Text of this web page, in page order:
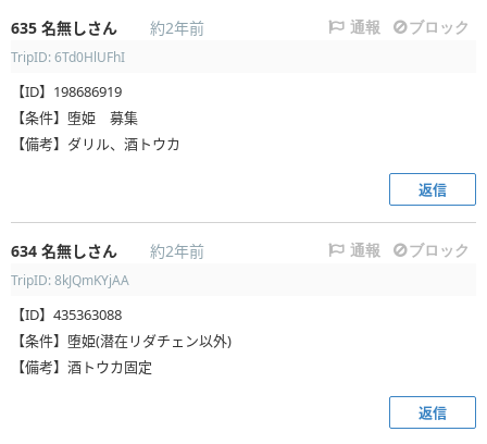
635 名無しさん 約2年前 通報 ブロック
TripID: 6Td0HlUFhI
【ID】198686919
【条件】堕姫 募集
【備考】ダリル、酒トウカ
返信
634 名無しさん 約2年前 通報 ブロック
TripID: 8kJQmKYjAA
【ID】435363088
【条件】堕姫(潜在リダチェン以外)
【備考】酒トウカ固定
返信